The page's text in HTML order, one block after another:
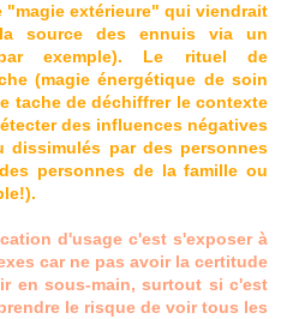
extérieure" qui viendrait
source des ennuis via un
exemple). Le rituel de
(magie énergétique de soin
tache de déchiffrer le contexte
des influences négatives
dissimulés par des personnes
personnes de la famille ou
d'usage c'est s'exposer à
car ne pas avoir la certitude
en sous-main, surtout si c'est
le risque de voir tous les